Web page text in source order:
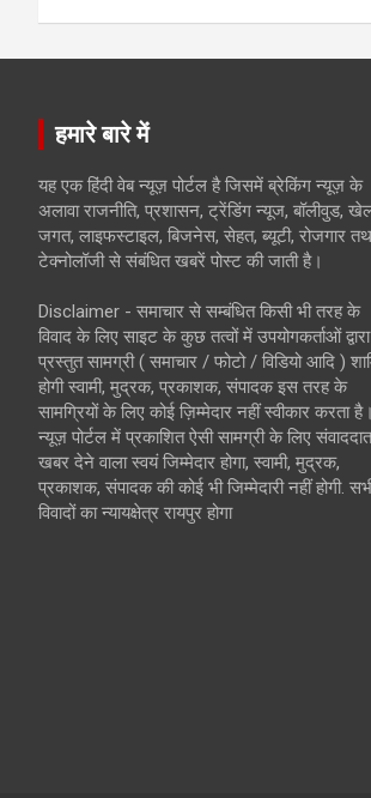
हमारे बारे में
यह एक हिंदी वेब न्यूज़ पोर्टल है जिसमें ब्रेकिंग न्यूज़ के
अलावा राजनीति, प्रशासन, ट्रेंडिंग न्यूज, बॉलीवुड,
जगत, लाइफस्टाइल, बिजनेस, सेहत, ब्यूटी, रोजगार
टेक्नोलॉजी से संबंधित खबरें पोस्ट की जाती है।
Disclaimer - समाचार से सम्बंधित किसी भी तरह के
विवाद के लिए साइट के कुछ तत्वों में उपयोगकर्ताओं द्वारा
प्रस्तुत सामग्री ( समाचार / फोटो / विडियो आदि )
होगी स्वामी, मुद्रक, प्रकाशक, संपादक इस तरह के
सामग्रियों के लिए कोई ज़िम्मेदार नहीं स्वीकार करता है।
न्यूज़ पोर्टल में प्रकाशित ऐसी सामग्री के लिए
खबर देने वाला स्वयं जिम्मेदार होगा, स्वामी, मुद्रक,
प्रकाशक, संपादक की कोई भी जिम्मेदारी नहीं होगी.
विवादों का न्यायक्षेत्र रायपुर होगा